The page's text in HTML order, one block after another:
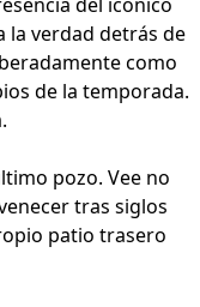
la verdad detrás de
como
de la temporada.
pozo. Vee no
tras siglos
patio trasero